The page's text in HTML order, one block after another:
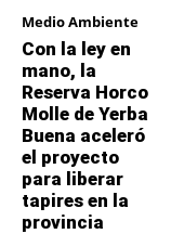
Medio Ambiente
Con la ley en
mano, la
Reserva Horco
Molle de Yerba
Buena aceleró
el proyecto
para liberar
tapires en la
provincia